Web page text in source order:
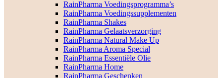
RainPharma Voedingsprogramma’s
RainPharma Voedingssupplementen
RainPharma Shakes
RainPharma Gelaatsverzorging
RainPharma Natural Make Up
RainPharma Aroma Special
RainPharma Essentiële Olie
RainPharma Home
RainPharma Geschenken